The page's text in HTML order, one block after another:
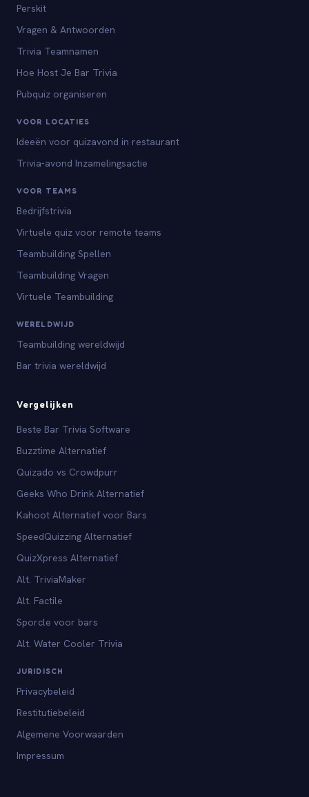
Perskit
Vragen & Antwoorden
Trivia Teamnamen
Hoe Host Je Bar Trivia
Pubquiz organiseren
VOOR LOCATIES
Ideeën voor quizavond in restaurant
Trivia-avond Inzamelingsactie
VOOR TEAMS
Bedrijfstrivia
Virtuele quiz voor remote teams
Teambuilding Spellen
Teambuilding Vragen
Virtuele Teambuilding
WERELDWIJD
Teambuilding wereldwijd
Bar trivia wereldwijd
Vergelijken
Beste Bar Trivia Software
Buzztime Alternatief
Quizado vs Crowdpurr
Geeks Who Drink Alternatief
Kahoot Alternatief voor Bars
SpeedQuizzing Alternatief
QuizXpress Alternatief
Alt. TriviaMaker
Alt. Factile
Sporcle voor bars
Alt. Water Cooler Trivia
JURIDISCH
Privacybeleid
Restitutiebeleid
Algemene Voorwaarden
Impressum